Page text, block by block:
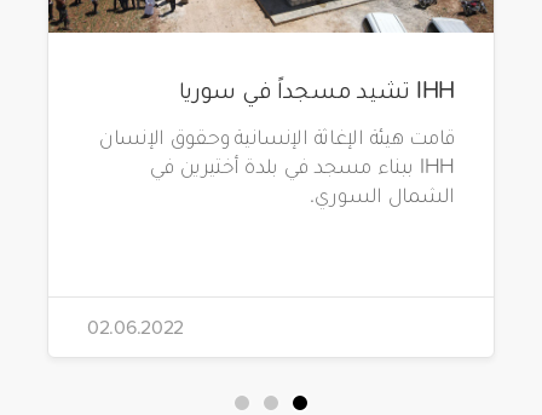
IHH تشيد مسجداً في سوريا
قامت هيئة الإغاثة الإنسانية وحقوق الإنسان
IHH ببناء مسجد في بلدة أختيرين في
الشمال السوري.
02.06.2022